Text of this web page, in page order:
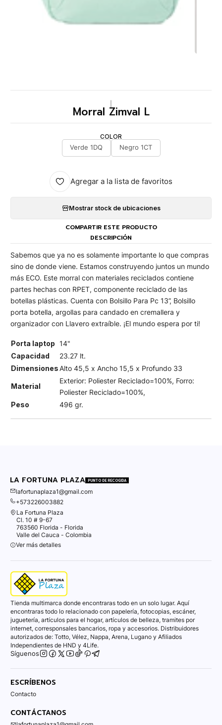
Morral Zimval L
COLOR
Verde 1DQ
Negro 1CT
Agregar a la lista de favoritos
Mostrar stock de ubicaciones
COMPARTIR ESTE PRODUCTO
DESCRIPCIÓN
Sabemos que ya no es solamente importante lo que compras
sino de donde viene. Estamos construyendo juntos un mundo
más ECO. Este morral con materiales reciclados contiene
partes hechas con RPET, componente reciclado de las
botellas plásticas. Cuenta con Bolsillo Para Pc 13”, Bolsillo
porta botella, argollas para candado en cremallera y
organizador con Llavero extraíble. ¡El mundo espera por ti!
Porta laptop
14"
Capacidad
23.27 lt.
Dimensiones Alto 45,5 x Ancho 15,5 x Profundo 33
Material
Exterior: Poliester Reciclado=100%, Forro:
Poliester Reciclado=100%,
Peso
496 gr.
LA FORTUNA PLAZA PUNTO DE RECOGIDA
lafortunaplaza1@gmail.com
+573226003882
La Fortuna Plaza
Cl. 10 # 9-67
763560 Florida - Florida
Valle del Cauca - Colombia
Ver más detalles
Tienda multimarca donde encontraras todo en un solo lugar. Aquí
encontraras todo lo relacionado con papelería, fotocopias, escáner,
juguetería, artículos para el hogar, artículos de belleza, tramites por
internet, corresponsales bancarios, ropa y accesorios. Distribuidores
autorizados de: Totto, Vélez, Nappa, Arena, Lugano y Afiliados
Independientes de HND y 4Life.
Síguenos
ESCRÍBENOS
Contacto
CONTÁCTANOS